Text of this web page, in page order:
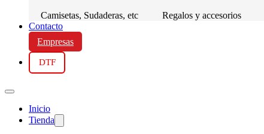
Camisetas, Sudaderas, etc
Regalos y accesorios
Contacto
Empresas
DTF
Inicio
Tienda